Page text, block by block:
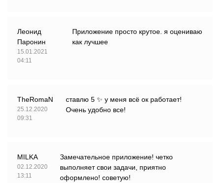
Леонид
Паронин
15.01.2021
04:11
Приложение просто крутое. я оцениваю
как лучшее
TheRomaN
25.12.2020
09:31
ставлю 5 ✨ у меня всё ок работает!
Очень удобно все!
MILKA
02.12.2020
13:11
Замечательное приложение! четко
выполняет свои задачи, приятно
оформлено! советую!